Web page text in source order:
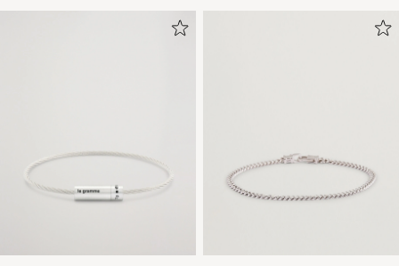
er
mere
til